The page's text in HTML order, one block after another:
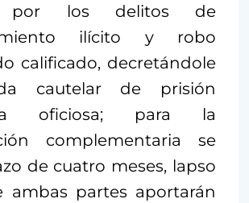
por los delitos de
ilícito y robo
calificado, decretándole
cautelar de prisión
oficiosa; para la
complementaria se
de cuatro meses, lapso
ambas partes aportarán